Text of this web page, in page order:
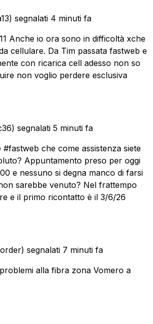
segnalati 4 minuti fa
Anche io ora sono in difficoltà xche
cellulare. Da Tim passata fastweb e
con ricarica cell adesso non so
non voglio perdere esclusiva
segnalati 5 minuti fa
#fastweb che come assistenza siete
Appuntamento preso per oggi
e nessuno si degna manco di farsi
sarebbe venuto? Nel frattempo
e il primo ricontatto è il 3/6/26
segnalati 7 minuti fa
alla fibra zona Vomero a